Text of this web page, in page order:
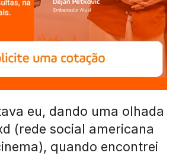
eu, dando uma olhada
(rede social americana
quando encontrei